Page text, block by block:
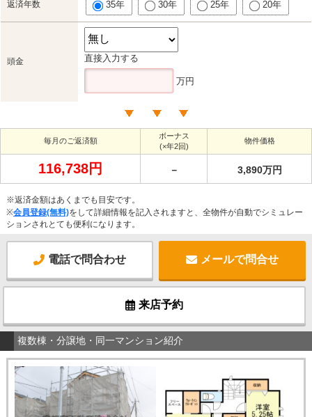
返済年数 35年 30年 25年 20年
頭金 直接入力する
万円
毎月のご返済額
ボーナス
(×年2回)
物件価格
116,738円 － 3,890万円
※返済金額はあくまでも目安です。
※会員登録(無料)をして詳細情報を記入されますと、全物件が自動でシミュレー
ションされとても便利になります。
電話で問合わせ メールで問合せ
来店予約
複数棟・分譲地・同一マンション紹介